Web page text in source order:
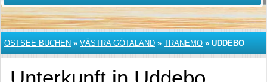
OSTSEE BUCHEN » VÄSTRA GÖTALAND » TRANEMO » UDDEBO